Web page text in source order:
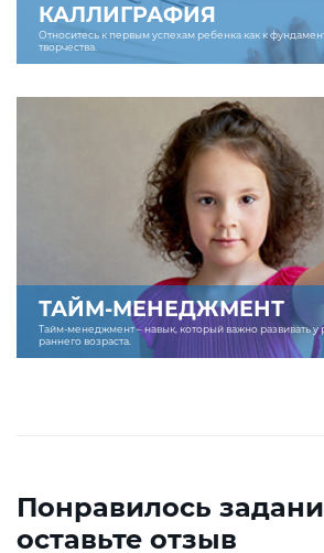
КАЛЛИГРАФИЯ
Относитесь к первым успехам ребенка как к
творчества.
ТАЙМ-МЕНЕДЖМЕНТ
Тайм-менеджмент – навык, который важно развивать у
раннего возраста.
Понравилось
оставьте отзыв